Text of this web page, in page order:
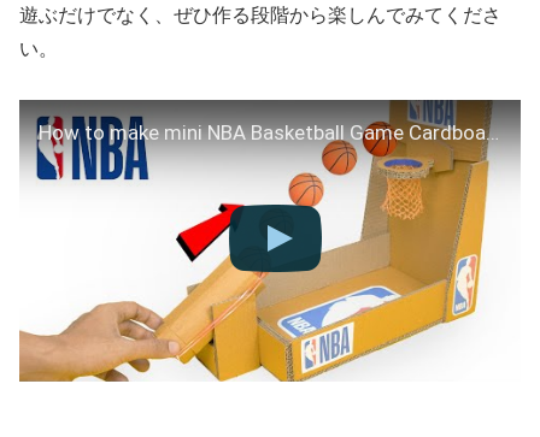
遊ぶだけでなく、ぜひ作る段階から楽しんでみてくださ
い。
How to make mini NBA Basketball Game Cardboard Without Glue Gun | DIY Ocean